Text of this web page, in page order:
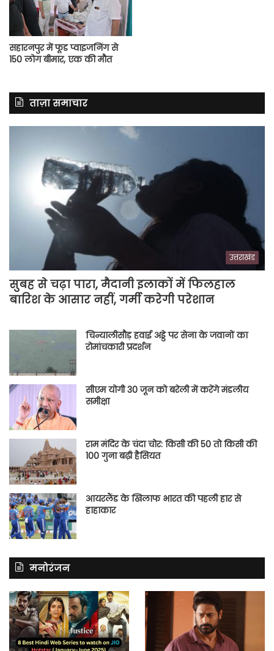
सहारनपुर में फूड प्वाइजनिंग से
150 लोग बीमार, एक की मौत
ताज़ा समाचार
उत्तराखंड
सुबह से चढ़ा पारा, मैदानी इलाकों में फिलहाल
बारिश के आसार नहीं, गर्मी करेगी परेशान
चिन्यालीसौड़ हवाई अड्डे पर सेना के जवानों का
रोमांचकारी प्रदर्शन
सीएम योगी 30 जून को बरेली में करेंगे मंडलीय
समीक्षा
राम मंदिर के चंदा चोर: किसी की 50 तो किसी की
100 गुना बढ़ी हैसियत
आयरलैंड के खिलाफ भारत की पहली हार से
हाहाकार
मनोरंजन